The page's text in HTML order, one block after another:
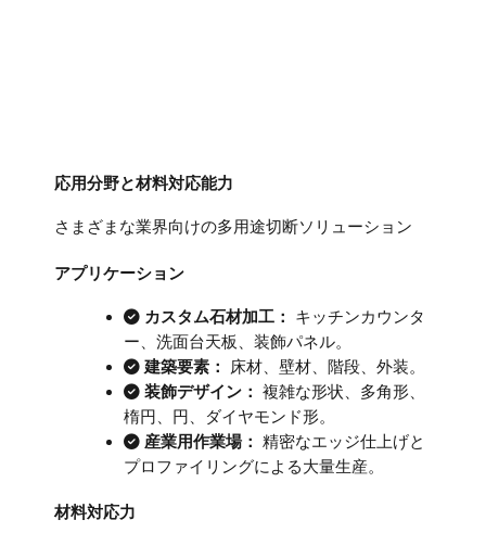
応用分野と材料対応能力
さまざまな業界向けの多用途切断ソリューション
アプリケーション
カスタム石材加工：
キッチンカウンタ
ー、洗面台天板、装飾パネル。
建築要素：
床材、壁材、階段、外装。
装飾デザイン： 複雑な形状、多角形、
楕円、円、ダイヤモンド形。
産業用作業場： 精密なエッジ仕上げと
プロファイリングによる大量生産。
材料対応力